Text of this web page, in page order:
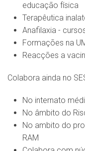
educação física
Terapêutica
Anafilaxia -
Formações na
Reacções a
Colabora ainda no
No internato
No âmbito do
No ambito do
RAM